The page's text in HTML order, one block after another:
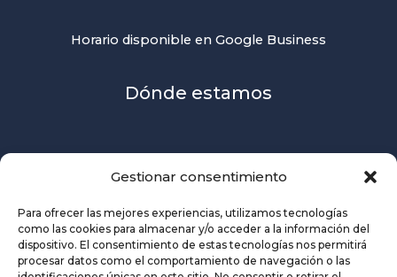
Gestionar consentimiento
Para ofrecer las mejores experiencias, utilizamos tecnologías
como las cookies para almacenar y/o acceder a la información del
dispositivo. El consentimiento de estas tecnologías nos permitirá
procesar datos como el comportamiento de navegación o las
Horario disponible en Google Business
Dónde estamos